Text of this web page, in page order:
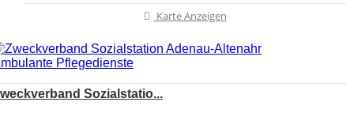
Karte Anzeigen
Pflegedienste
Sozialstatio...